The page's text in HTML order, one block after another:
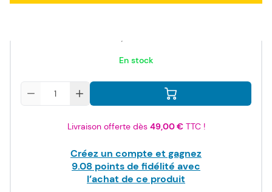
En stock
Livraison offerte dès 49,00 €TTC !
Créez un compte et gagnez
9.08 points de fidélité avec
l’achat de ce produit